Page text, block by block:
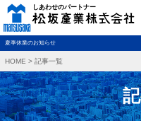
夏季休業のお知らせ
HOME > 記事一覧